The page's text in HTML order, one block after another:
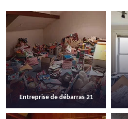
Entreprise de débarras 21